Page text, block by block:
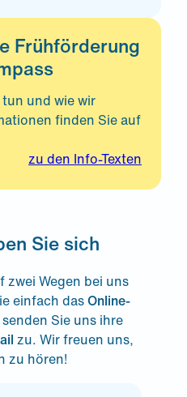
Frühförderung
und wie wir
finden Sie auf
zu den Info-Texten
Sie sich
zwei Wegen bei uns
einfach das Online-
Sie uns ihre
zu. Wir freuen uns,
zu hören!